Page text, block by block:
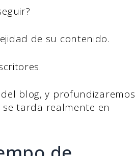
de su contenido.
blog, y profundizaremos
tarda realmente en